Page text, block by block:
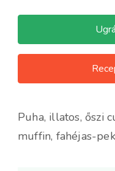
Puha, illatos, őszi
muffin, fahéjas-